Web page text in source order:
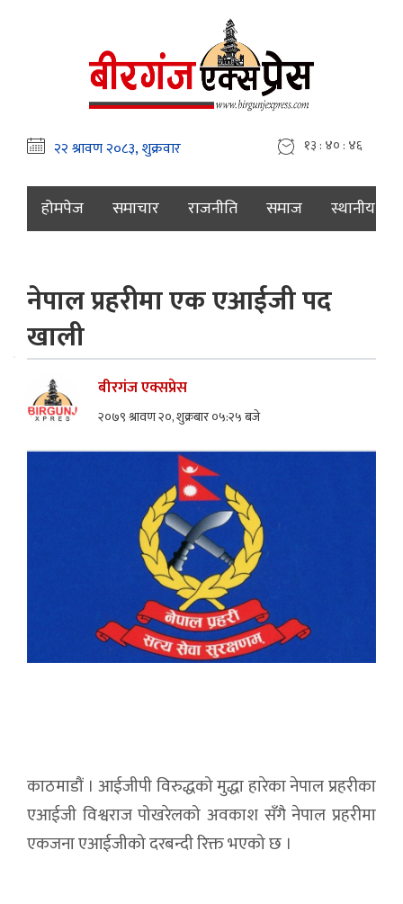
१३ : ४० : ४७
होमपेज समाचार राजनीति समाज स्थानीय
नेपाल प्रहरीमा एक एआईजी पद
खाली
बीरगंज एक्सप्रेस
२०७९ श्रावण २०, शुक्रबार ०५:२५ बजे
काठमाडौं । आईजीपी विरुद्धको मुद्धा हारेका नेपाल प्रहरीका
एआईजी विश्वराज पोखरेलको अवकाश सँगै नेपाल प्रहरीमा
एकजना एआईजीको दरबन्दी रिक्त भएको छ ।